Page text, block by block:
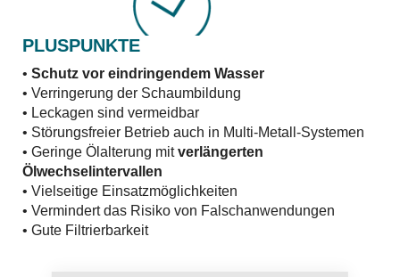
PLUSPUNKTE
• Schutz vor eindringendem Wasser
• Verringerung der Schaumbildung
• Leckagen sind vermeidbar
• Störungsfreier Betrieb auch in Multi-Metall-Systemen
• Geringe Ölalterung mitverlängerten
Ölwechselintervallen
• Vielseitige Einsatzmöglichkeiten
• Vermindert das Risiko von Falschanwendungen
• Gute Filtrierbarkeit